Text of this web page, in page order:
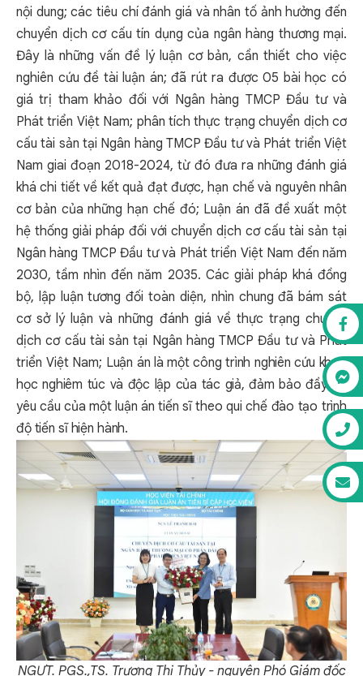
nội dung; các tiêu chí đánh giá và nhân tố ảnh hưởng đến
chuyển dịch cơ cấu tín dụng của ngân hàng thương mại.
Đây là những vấn đề lý luận cơ bản, cần thiết cho việc
nghiên cứu đề tài luận án; đã rút ra được 05 bài học có
giá trị tham khảo đối với Ngân hàng TMCP Đầu tư và
Phát triển Việt Nam; phân tích thực trạng chuyển dịch cơ
cấu tài sản tại Ngân hàng TMCP Đầu tư và Phát triển Việt
Nam giai đoạn 2018-2024, từ đó đưa ra những đánh giá
khá chi tiết về kết quả đạt được, hạn chế và nguyên nhân
cơ bản của những hạn chế đó; Luận án đã đề xuất một
hệ thống giải pháp đối với chuyển dịch cơ cấu tài sản tại
Ngân hàng TMCP Đầu tư và Phát triển Việt Nam đến năm
2030, tầm nhìn đến năm 2035. Các giải pháp khá đồng
bộ, lập luận tương đối toàn diện, nhìn chung đã bám sát
cơ sở lý luận và những đánh giá về thực trạng chuyển
dịch cơ cấu tài sản tại Ngân hàng TMCP Đầu tư và Phát
triển Việt Nam; Luận án là một công trình nghiên cứu khoa
học nghiêm túc và độc lập của tác giả, đảm bảo đầy đủ
yêu cầu của một luận án tiến sĩ theo qui chế đào tạo trình
độ tiến sĩ hiện hành.
NGƯT. PGS.,TS. Trương Thị Thủy - nguyên Phó Giám đốc